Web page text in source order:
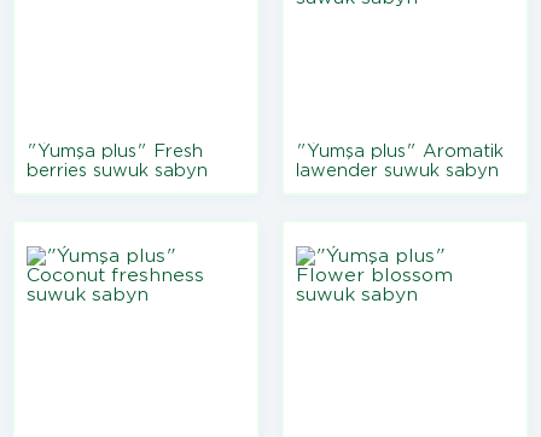
"Ýumşa plus" Fresh
berries suwuk sabyn
"Ýumşa plus" Aromatik
lawender suwuk sabyn